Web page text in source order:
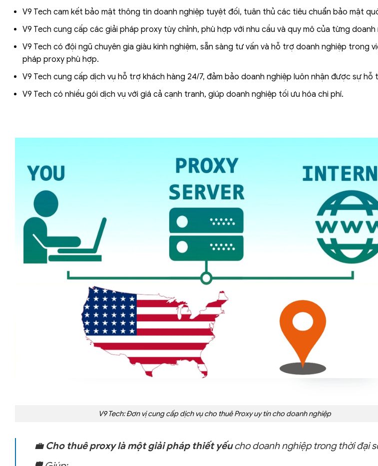
V9 Tech cam kết bảo mật thông tin doanh nghiệp tuyệt đối, tuân thủ các tiêu chuẩn bảo mật
V9 Tech cung cấp các giải pháp proxy tùy chỉnh, phù hợp với nhu cầu và quy mô của từng doanh
V9 Tech có đội ngũ chuyên gia giàu kinh nghiệm, sẵn sàng tư vấn và hỗ trợ doanh nghiệp trong
pháp proxy phù hợp.
V9 Tech cung cấp dịch vụ hỗ trợ khách hàng 24/7, đảm bảo doanh nghiệp luôn nhận được sự hỗ
V9 Tech có nhiều gói dịch vụ với giá cả cạnh tranh, giúp doanh nghiệp tối ưu hóa chi phí.
V9 Tech: Đơn vị cung cấp dịch vụ cho thuê Proxy uy tín cho doanh nghiệp
💼Cho thuê proxy là một giải pháp thiết yếucho doanh nghiệp trong thời đại